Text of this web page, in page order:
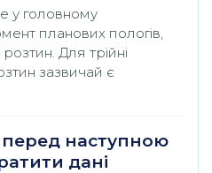
у головному
планових пологів,
Для трійні
зазвичай є
перед наступною
дані